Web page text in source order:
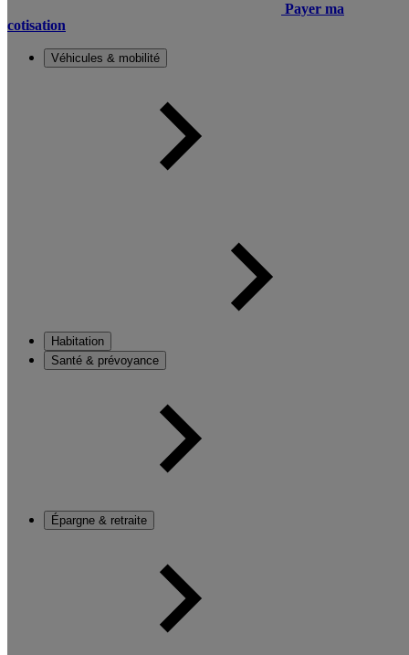
Payer ma
cotisation
Véhicules & mobilité
Habitation
Santé & prévoyance
Épargne & retraite